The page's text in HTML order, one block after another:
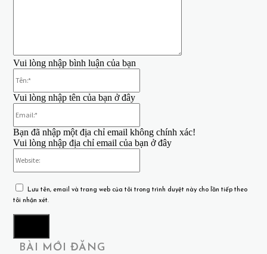
Vui lòng nhập bình luận của bạn
Vui lòng nhập tên của bạn ở đây
Bạn đã nhập một địa chỉ email không chính xác!
Vui lòng nhập địa chỉ email của bạn ở đây
Lưu tên, email và trang web của tôi trong trình duyệt này cho lần tiếp theo
tôi nhận xét.
BÀI MỚI ĐĂNG